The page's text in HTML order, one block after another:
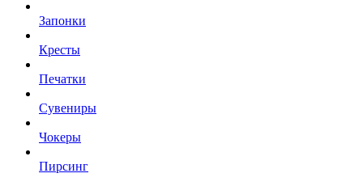
Запонки
Кресты
Печатки
Сувениры
Чокеры
Пирсинг